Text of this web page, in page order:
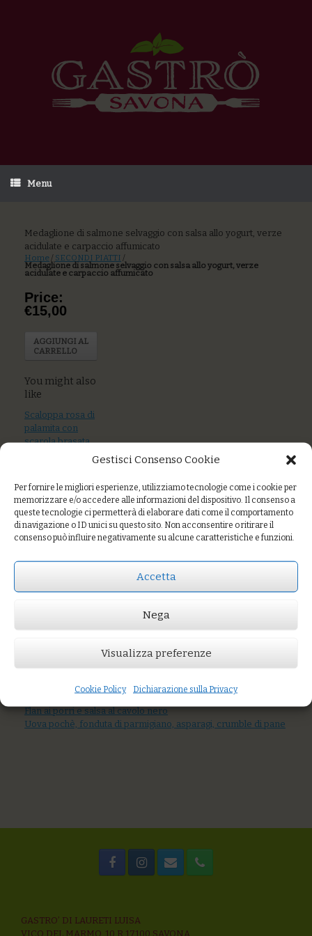
Gestisci Consenso Cookie
Per fornire le migliori esperienze, utilizziamo tecnologie come i cookie per
memorizzare e/o accedere alle informazioni del dispositivo. Il consenso a
queste tecnologie ci permetterà di elaborare dati come il comportamento
di navigazione o ID unici su questo sito. Non acconsentire o ritirare il
consenso può influire negativamente su alcune caratteristiche e funzioni.
Accetta
Nega
Visualizza preferenze
Cookie Policy Dichiarazione sulla Privacy
Menu
Medaglione di salmone selvaggio con salsa allo yogurt, verze
acidulate e carpaccio affumicato
Home / SECONDI PIATTI /
Medaglione di salmone selvaggio con salsa allo yogurt, verze
acidulate e carpaccio affumicato
AGGIUNGI AL CARRELLO
You might also like
Uova poché, fonduta di parmigiano, crostini, asparagi
Flan ai porri e salsa al cavolo nero
Uova pochè, fonduta di parmigiano, asparagi, crumble di pane
Price:
€15,00
AGGIUNGI AL
CARRELLO
You might also
like
Scaloppa rosa di
palamita con
scarola brasata,
salsa d’acciughe e
Polpo, Patate,
Pesto
Uova pochè con
zenzero, farro
GASTRO’ DI LAURETI LUISA
VICO DEL MARMO, 10 R 17100 SAVONA